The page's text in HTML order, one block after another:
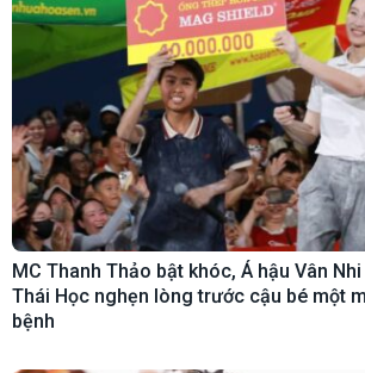
MC Thanh Thảo bật khóc, Á hậu Vân
Thái Học nghẹn lòng trước cậu bé một
bệnh